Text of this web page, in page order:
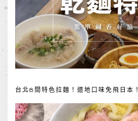
台北8間特色拉麵！道地口味免飛日本！